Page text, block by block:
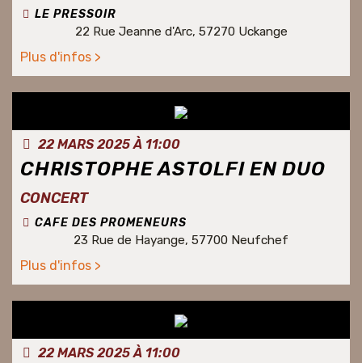
LE PRESSOIR
22 Rue Jeanne d'Arc, 57270 Uckange
Plus d'infos >
22 MARS 2025 À 11:00
CHRISTOPHE ASTOLFI EN DUO
CONCERT
CAFE DES PROMENEURS
23 Rue de Hayange, 57700 Neufchef
Plus d'infos >
22 MARS 2025 À 11:00